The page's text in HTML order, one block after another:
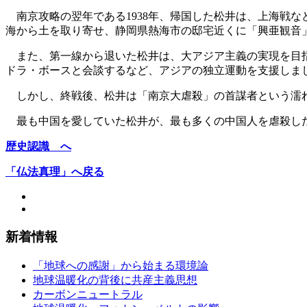
南京攻略の翌年である1938年、帰国した松井は、上海戦
海から土を取り寄せ、静岡県熱海市の邸宅近くに「興亜観音
また、第一線から退いた松井は、大アジア主義の実現を目
ドラ・ボースと会談するなど、アジアの独立運動を支援しま
しかし、終戦後、松井は「南京大虐殺」の首謀者という
最も中国を愛していた松井が、最も多くの中国人を虐殺
歴史認識 へ
「仏法真理」へ戻る
新着情報
「地球への感謝」から始まる環境論
地球温暖化の背後に共産主義思想
カーボンニュートラル